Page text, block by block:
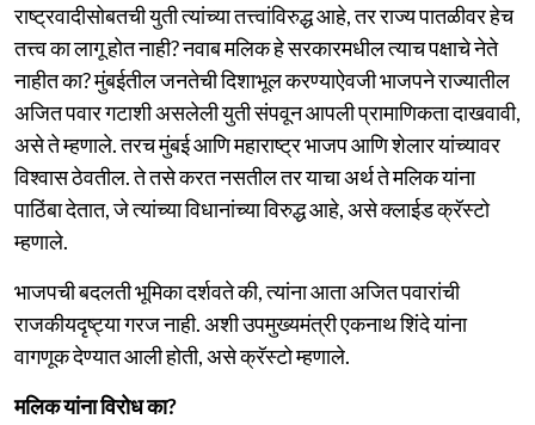
राष्ट्रवादीसोबतची युती त्यांच्या तत्त्वांविरुद्ध आहे, तर राज्य पातळीवर हेच
तत्त्व का लागू होत नाही? नवाब मलिक हे सरकारमधील त्याच पक्षाचे नेते
नाहीत का? मुंबईतील जनतेची दिशाभूल करण्याऐवजी भाजपने राज्यातील
अजित पवार गटाशी असलेली युती संपवून आपली प्रामाणिकता दाखवावी,
असे ते म्हणाले. तरच मुंबई आणि महाराष्ट्र भाजप आणि शेलार यांच्यावर
विश्वास ठेवतील. ते तसे करत नसतील तर याचा अर्थ ते मलिक यांना
पाठिंबा देतात, जे त्यांच्या विधानांच्या विरुद्ध आहे, असे क्लाईड क्रॅस्टो
म्हणाले.
भाजपची बदलती भूमिका दर्शवते की, त्यांना आता अजित पवारांची
राजकीयदृष्ट्या गरज नाही. अशी उपमुख्यमंत्री एकनाथ शिंदे यांना
वागणूक देण्यात आली होती, असे क्रॅस्टो म्हणाले.
मलिक यांना विरोध का?